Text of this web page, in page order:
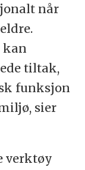
når
kan
tiltak,
funksjon
sier
verktøy